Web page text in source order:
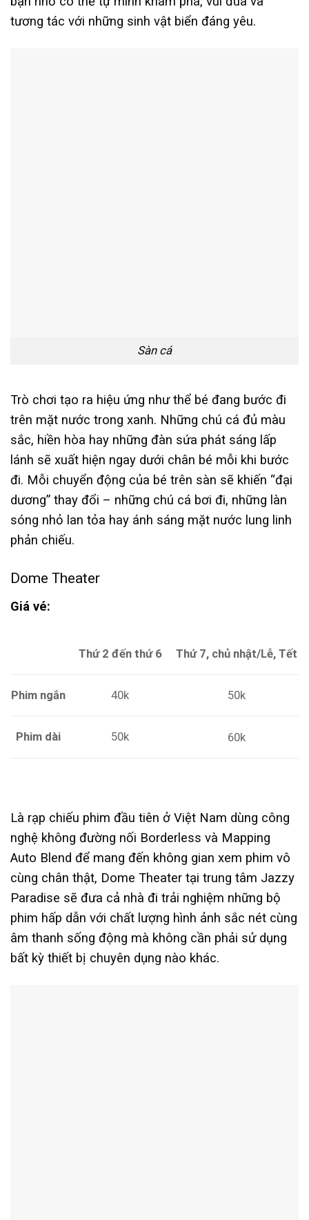
tương tác với những sinh vật biển đáng yêu.
Sàn cá
Trò chơi tạo ra hiệu ứng như thể bé đang bước đi
trên mặt nước trong xanh. Những chú cá đủ màu
sắc, hiền hòa hay những đàn sứa phát sáng lấp
lánh sẽ xuất hiện ngay dưới chân bé mỗi khi bước
đi. Mỗi chuyển động của bé trên sàn sẽ khiến “đại
dương” thay đổi – những chú cá bơi đi, những làn
sóng nhỏ lan tỏa hay ánh sáng mặt nước lung linh
phản chiếu.
Dome Theater
Giá vé:
Thứ 2 đến thứ 6 Thứ 7, chủ nhật/Lễ, Tết
Phim ngắn 40k 50k
Phim dài 50k 60k
Là rạp chiếu phim đầu tiên ở Việt Nam dùng công
nghệ không đường nối Borderless và Mapping
Auto Blend để mang đến không gian xem phim vô
cùng chân thật, Dome Theater tại trung tâm Jazzy
Paradise sẽ đưa cả nhà đi trải nghiệm những bộ
phim hấp dẫn với chất lượng hình ảnh sắc nét cùng
âm thanh sống động mà không cần phải sử dụng
bất kỳ thiết bị chuyên dụng nào khác.